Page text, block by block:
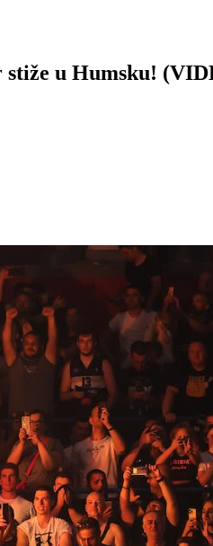
u Humsku!